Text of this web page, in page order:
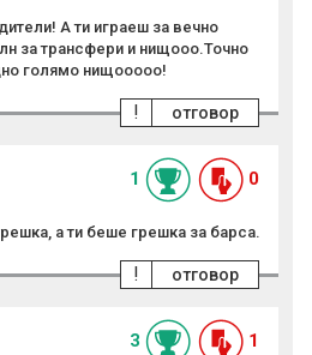
А ти играеш за вечно
за трансфери и нищооо.Точно
голямо нищооооо!
отговор
!
1 0
а ти беше грешка за барса.
отговор
!
3 1